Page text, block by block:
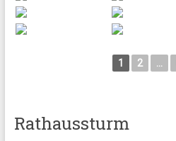
1 2 ...
Rathaussturm